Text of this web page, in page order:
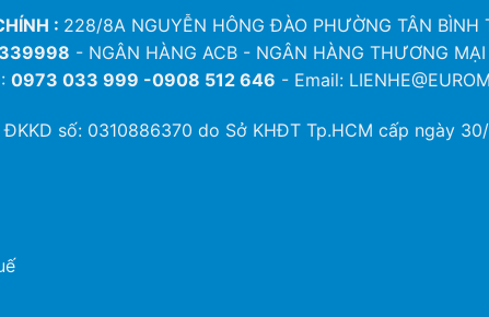
: 228/8A NGUYỄN HÔNG ĐÀO PHƯỜNG TÂN BÌNH
- NGÂN HÀNG ACB - NGÂN HÀNG THƯƠNG
0973 033 999 -0908 512 646 - Email:
số: 0310886370 do Sở KHĐT Tp.HCM cấp ngày